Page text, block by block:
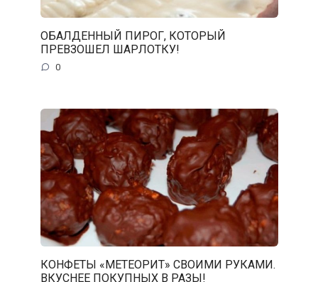
ОБАЛДЕННЫЙ ПИРОГ, КОТОРЫЙ
ПРЕВЗОШЕЛ ШАРЛОТКУ!
0
КОНФЕТЫ «МЕТЕОРИТ» СВОИМИ РУКАМИ.
ВКУСНЕЕ ПОКУПНЫХ В РАЗЫ!